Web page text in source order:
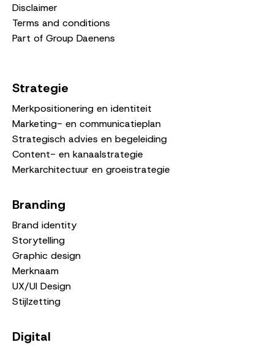
Disclaimer
Terms and conditions
Part of Group Daenens
Strategie
Merkpositionering en identiteit
Marketing- en communicatieplan
Strategisch advies en begeleiding
Content- en kanaalstrategie
Merkarchitectuur en groeistrategie
Branding
Brand identity
Storytelling
Graphic design
Merknaam
UX/UI Design
Stijlzetting
Digital